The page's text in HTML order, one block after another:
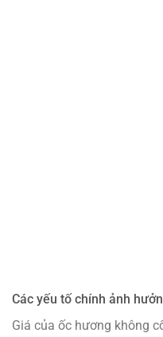
Các yếu tố chính ảnh
Giá của ốc hương không